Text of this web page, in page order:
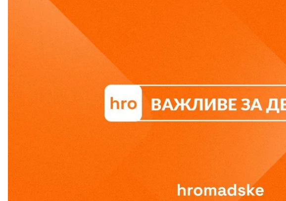
Украинские военные поразили штаб российской ФСБ в
Апелляционная палата Высшего антикорсуда не поддержала
главы Офиса президента Андрея Ермака. В северных регионах
безопасности. Собрали главные новости за 21 мая.
ВАКС отклонил апелляцию
Бывший глава Офиса президента Украины Андрей Ермак
ему избрали меру пресечения в виде содержания под стражей с